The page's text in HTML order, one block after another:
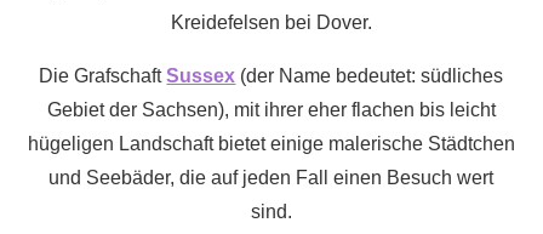
Kreidefelsen bei Dover.
Die GrafschaftSussex (der Name bedeutet: südliches
Gebiet der Sachsen), mit ihrer eher flachen bis leicht
hügeligen Landschaft bietet einige malerische Städtchen
und Seebäder, die auf jeden Fall einen Besuch wert
sind.